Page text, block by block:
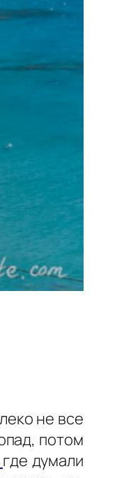
не все
потом
где думали